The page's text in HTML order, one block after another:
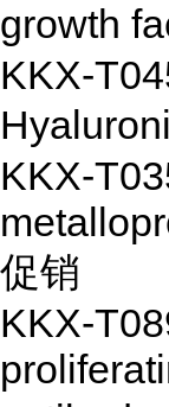
growth
KKX-
KKX-
促销
KKX-